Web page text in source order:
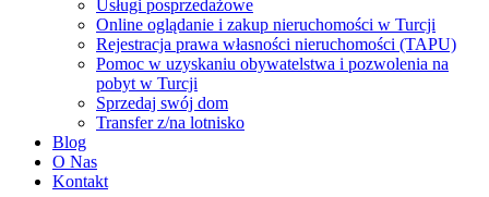
Usługi posprzedażowe
Online oglądanie i zakup nieruchomości w Turcji
Rejestracja prawa własności nieruchomości (TAPU)
Pomoc w uzyskaniu obywatelstwa i pozwolenia na
pobyt w Turcji
Sprzedaj swój dom
Transfer z/na lotnisko
Blog
O Nas
Kontakt